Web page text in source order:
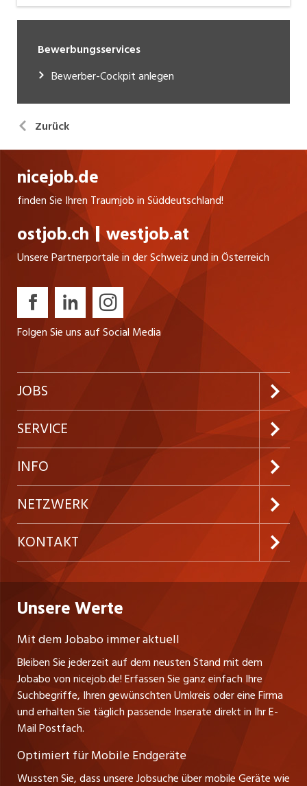
Bewerbungsservices
Bewerber-Cockpit anlegen
Zurück
nicejob.de
finden Sie Ihren Traumjob in Süddeutschland!
ostjob.ch westjob.at
Unsere Partnerportale in der Schweiz und in Österreich
Folgen Sie uns auf Social Media
JOBS
Jobabo abonnieren
Neue Stellen
Festanstellungen
Temporäre Jobs
Freelance Jobs
Praktika
Lehrstellen
Führungspositionen
Management / Kader-Jobs
SERVICE
Kundenlogin
Inserieren
Firmen
Personalvermittler
INFO
Preise und Leistungen
AGB
Datenschutzerklärung
Nutzungsbedingungen
Impressum
NETZWERK
ostjob.ch
westjob.at
jobzüri.ch
jobmittelland.ch
jobbern.ch
jobbasel.ch
zentraljob.ch
myjob.ch
KONTAKT
Niederlassung
Fa. nicejob.de
PR Medien GmbH
Lindauer Straße 16
D-88239 Wangen
Tel. +49 07522 795034
Thomas Reiner
Ansprechpartner
Unsere Werte
Mit dem Jobabo immer aktuell
Bleiben Sie jederzeit auf dem neusten Stand mit dem
Jobabo von nicejob.de! Erfassen Sie ganz einfach Ihre
Suchbegriffe, Ihren gewünschten Umkreis oder eine Firma
und erhalten Sie täglich passende Inserate direkt in Ihr E-
Mail Postfach.
Optimiert für Mobile Endgeräte
Wussten Sie, dass unsere Jobsuche über mobile Geräte wie